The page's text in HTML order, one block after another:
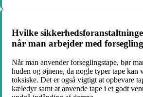
Hvilke
når man arbejder med
Når man anvender forseglingstape, bør
huden og øjnene, da nogle typer tape kan
toksiske. Det er også vigtigt at opbevare
kæledyr samt at anvende tape i et godt